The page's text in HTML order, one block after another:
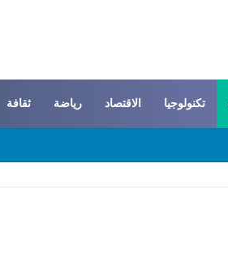
تكنولوجيا الاقتصاد رياضة ثقافة